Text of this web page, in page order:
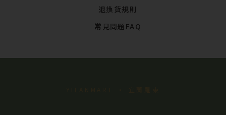
退換貨規則
常見問題FAQ